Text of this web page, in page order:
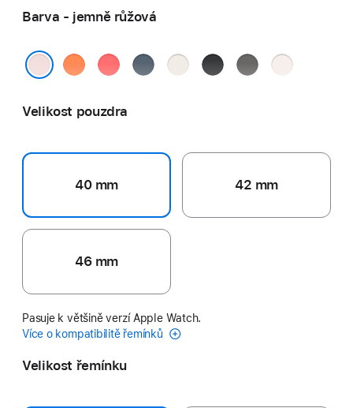
Barva - jemně růžová
mandarinková
guavověocelověhvězdněčerná skálověsvětle
Velikost pouzdra
40 mm 42 mm
46 mm
Pasuje k většině verzí Apple Watch.
Více o kompatibilitě řemínků
Velikost řemínku